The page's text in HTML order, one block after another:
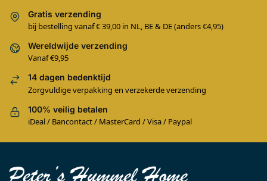
Gratis verzending
bij bestelling vanaf € 39,00 in NL, BE & DE (anders €4,95)
Wereldwijde verzending
Vanaf €9,95
14 dagen bedenktijd
Zorgvuldige verpakking en verzekerde verzending
100% veilig betalen
iDeal / Bancontact / MasterCard / Visa / Paypal